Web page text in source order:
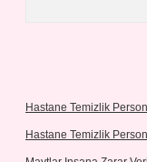
Hastane Temizlik
Hastane Temizlik